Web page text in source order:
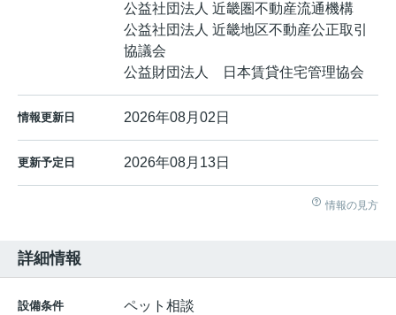
公益社団法人 近畿圏不動産流通機構
公益社団法人 近畿地区不動産公正取引
協議会
公益財団法人 日本賃貸住宅管理協会
情報更新日 2026年08月02日
更新予定日 2026年08月13日
情報の見方
詳細情報
設備条件
ペット相談